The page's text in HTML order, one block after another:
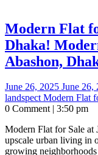
Modern Flat
Dhaka!
Abashon,
June 26, 2025 June 26,
landspectModern Flat
0 Comment | 3:50 pm
Modern Flat for Sale at Jolshiri Abashon, Dhaka! Experience
upscale urban living in
growing